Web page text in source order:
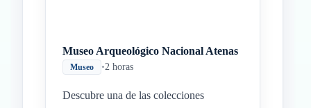
Museo Arqueológico Nacional Atenas
Museo •2 horas
Descubre una de las colecciones